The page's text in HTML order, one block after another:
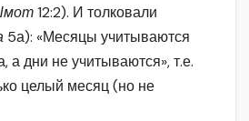
12:2). И толковали
5а): «Месяцы учитываются
а дни не учитываются», т.е.
целый месяц (но не